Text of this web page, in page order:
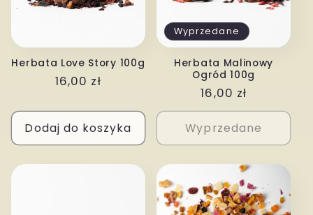
Herbata Love Story 100g
Cena
16,00 zł
Dodaj do koszyka
Wyprzedane
Herbata Malinowy
Ogród 100g
Cena
regularna
16,00 zł
Wyprzedane